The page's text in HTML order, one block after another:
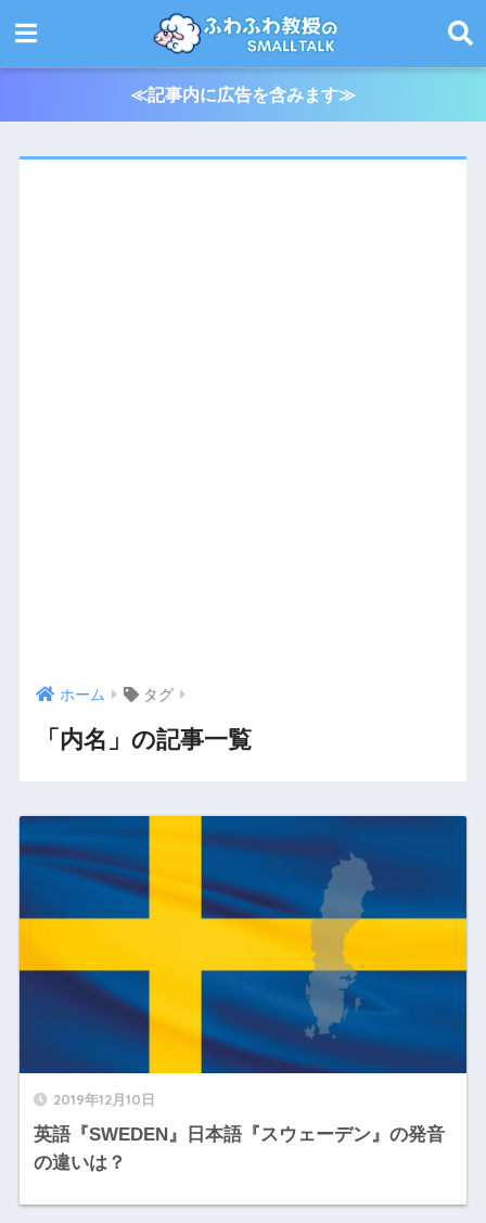
≪記事内に広告を含みます≫
ホーム タグ
「内名」の記事一覧
2019年12月10日
英語『SWEDEN』日本語『スウェーデン』の発音
の違いは？